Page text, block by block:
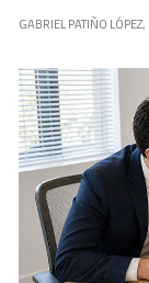
GABRIEL PATIÑO